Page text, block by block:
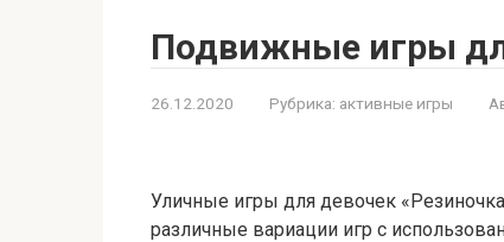
Подвижные игры
26.12.2020 Рубрика: активные игры
Уличные игры для девочек
различные вариации игр с